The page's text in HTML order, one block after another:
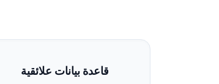
قاعدة بيانات علائقية